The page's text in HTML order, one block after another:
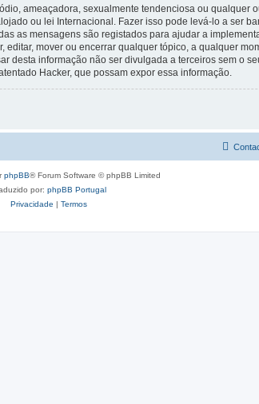
ameaçadora, sexualmente tendenciosa ou qualquer
ou lei Internacional. Fazer isso pode levá-lo a ser
as mensagens são registados para ajudar a
mover ou encerrar qualquer tópico, a qualquer
informação não ser divulgada a terceiros sem o
Hacker, que possam expor essa informação.
phpBB® Forum Software © phpBB Limited
por: phpBB Portugal
Privacidade | Termos